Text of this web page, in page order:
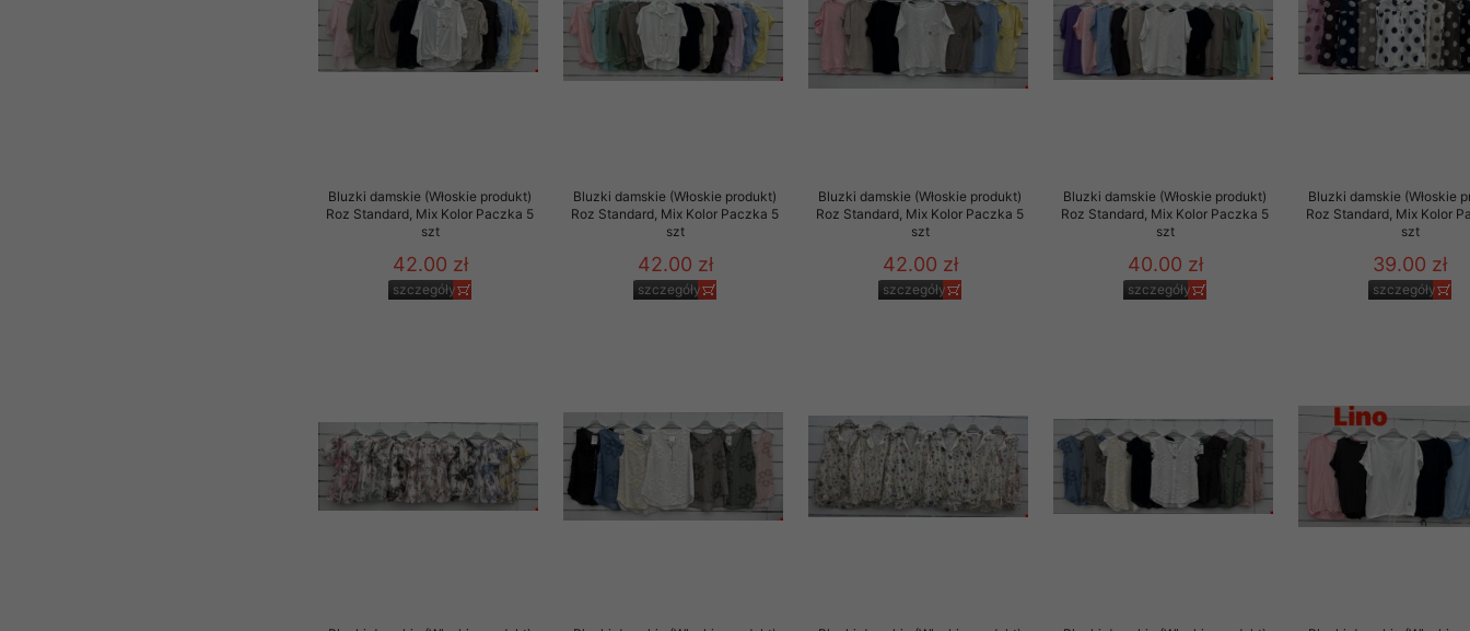
Bluzki damskie (Włoskie produkt)
Roz Standard, Mix Kolor Paczka 5
szt
42.00 zł
szczegóły
Bluzki damskie (Włoskie produkt)
Roz Standard, Mix Kolor Paczka 5
szt
42.00 zł
szczegóły
Bluzki damskie (Włoskie produkt)
Roz Standard, Mix Kolor Paczka 5
szt
42.00 zł
szczegóły
Bluzki damskie (Włoskie produkt)
Roz Standard, Mix Kolor Paczka 5
szt
40.00 zł
szczegóły
Bluzki damskie (Włoskie
Roz Standard, Mix Kolor
szt
39.00 zł
szczegóły